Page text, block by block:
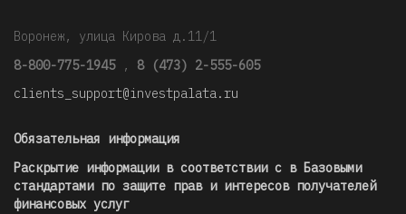
Воронеж, улица Кирова д.11/1
8-800-775-1945 , 8 (473) 2-555-605
clients_support@investpalata.ru
Обязательная информация
Раскрытие информации в соответствии с в Базовыми
стандартами по защите прав и интересов получателей
финансовых услуг